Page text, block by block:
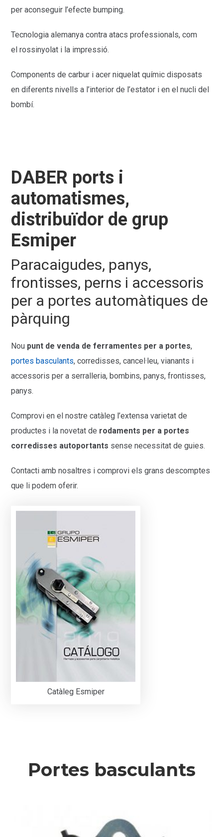
per aconseguir l’efecte bumping.
Tecnologia alemanya contra atacs professionals, com
el rossinyolat i la impressió.
Components de carbur i acer niquelat químic disposats
en diferents nivells a l’interior de l’estator i en el nucli del
bombí.
Catàleg Esmiper
DABER ports i
automatismes,
distribuïdor de grup
Esmiper
Paracaigudes, panys,
frontisses, perns i accessoris
per a portes automàtiques de
pàrquing
Nou punt de venda de ferramentes per a portes,
portes basculants, corredisses, cancel·leu, vianants i
accessoris per a serralleria, bombins, panys, frontisses,
panys.
Comprovi en el nostre catàleg l’extensa varietat de
productes i la novetat de rodaments per a portes
corredisses autoportants sense necessitat de guies.
Contacti amb nosaltres i comprovi els grans descomptes
que li podem oferir.
Portes basculants